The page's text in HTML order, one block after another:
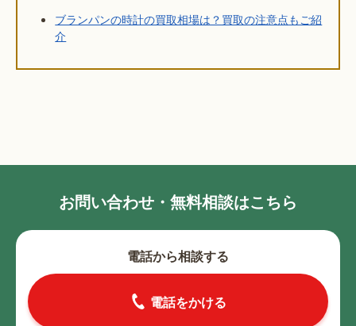
ブランパンの時計の買取相場は？買取の注意点もご紹
介
お問い合わせ・無料相談はこちら
電話から相談する
電話をかける